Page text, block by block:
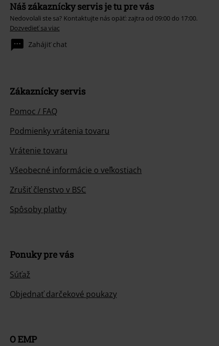
Náš zákaznícky servis je tu pre vás
Nedovolali ste sa? Kontaktujte nás opäť: zajtra od 09:00 do 17:00.
Dozvedieť sa viac
Zahájiť chat
Zákaznícky servis
Pomoc / FAQ
Podmienky vrátenia tovaru
Vrátenie tovaru
Všeobecné informácie o veľkostiach
Zrušiť členstvo v BSC
Spôsoby platby
Ponuky pre vás
Súťaž
Objednať darčekové poukazy
O EMP